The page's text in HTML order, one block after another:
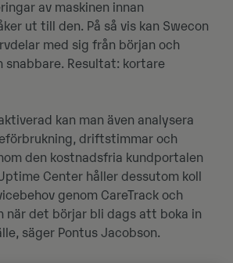
av maskinen innan
ut till den. På så vis kan Swecon
med sig från början och
snabbare. Resultat: kortare
kan man även analysera
driftstimmar och
den kostnadsfria kundportalen
Center håller dessutom koll
genom CareTrack och
när det börjar bli dags att boka in
säger Pontus Jacobson.